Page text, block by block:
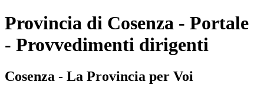
Provincia di Cosenza - Portale
- Provvedimenti dirigenti
Cosenza - La Provincia per Voi